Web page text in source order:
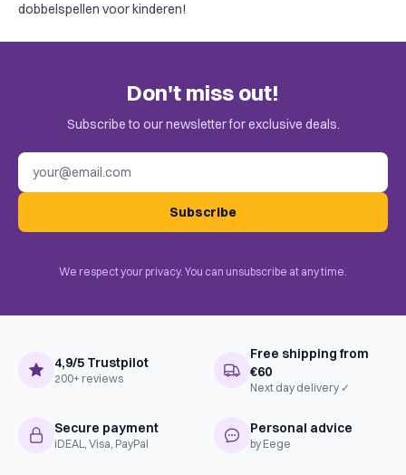
dobbelspellen voor kinderen!
Don't miss out!
Subscribe to our newsletter for exclusive deals.
Subscribe
We respect your privacy. You can unsubscribe at any time.
4,9/5 Trustpilot
200+ reviews
Free shipping from
€60
Next day delivery ✓
Secure payment
iDEAL, Visa, PayPal
Personal advice
by Eege